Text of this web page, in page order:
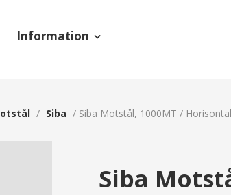
Information
/ Siba / Siba Motstål, 1000MT /
Siba